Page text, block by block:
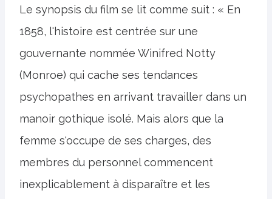
Le synopsis du film se lit comme suit : « En
1858, l'histoire est centrée sur une
gouvernante nommée Winifred Notty
(Monroe) qui cache ses tendances
psychopathes en arrivant travailler dans un
manoir gothique isolé. Mais alors que la
femme s'occupe de ses charges, des
membres du personnel commencent
inexplicablement à disparaître et les